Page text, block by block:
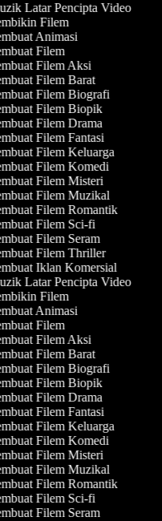
Latar Pencipta Video
Filem
Animasi
Filem
Filem Aksi
Filem Barat
Filem Biografi
Filem Biopik
Filem Drama
Filem Fantasi
Filem Keluarga
Filem Komedi
Filem Misteri
Filem Muzikal
Filem Romantik
Filem Sci-fi
Filem Seram
Filem Thriller
Iklan Komersial
Latar Pencipta Video
Filem
Animasi
Filem
Filem Aksi
Filem Barat
Filem Biografi
Filem Biopik
Filem Drama
Filem Fantasi
Filem Keluarga
Filem Komedi
Filem Misteri
Filem Muzikal
Filem Romantik
Filem Sci-fi
Filem Seram